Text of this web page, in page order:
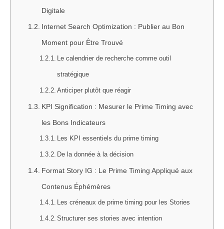
Digitale
Internet Search Optimization : Publier au Bon
Moment pour Être Trouvé
Le calendrier de recherche comme outil
stratégique
Anticiper plutôt que réagir
KPI Signification : Mesurer le Prime Timing avec
les Bons Indicateurs
Les KPI essentiels du prime timing
De la donnée à la décision
Format Story IG : Le Prime Timing Appliqué aux
Contenus Éphémères
Les créneaux de prime timing pour les Stories
Structurer ses stories avec intention